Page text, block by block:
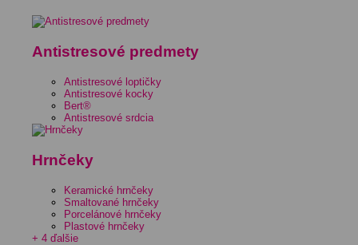
Antistresové predmety
Antistresové loptičky
Antistresové kocky
Bert®
Antistresové srdcia
Hrnčeky
Keramické hrnčeky
Smaltované hrnčeky
Porcelánové hrnčeky
Plastové hrnčeky
+ 4 ďalšie